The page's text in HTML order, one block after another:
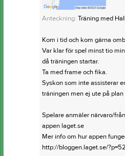
Anteckning: Träning med
Kom i tid och kom gärna
Var klar för spel minst tio
då träningen startar.
Ta med frame och fika.
Syskon som inte assisterar
träningen men ej ute på
Spelare anmäler närvaro/
appen laget.se
Mer info om hur appen
http://bloggen.laget.se/